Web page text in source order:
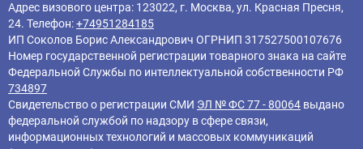
Адрес визового центра: 123022, г. Москва, ул. Красная Пресня,
24. Телефон:+74951284185
ИП Соколов Борис Александрович ОГРНИП 317527500107676
Номер государственной регистрации товарного знака на сайте
Федеральной Службы по интеллектуальной собственности РФ
734897
Свидетельство о регистрации СМИ ЭЛ № ФС 77 - 80064 выдано
федеральной службой по надзору в сфере связи,
информационных технологий и массовых коммуникаций